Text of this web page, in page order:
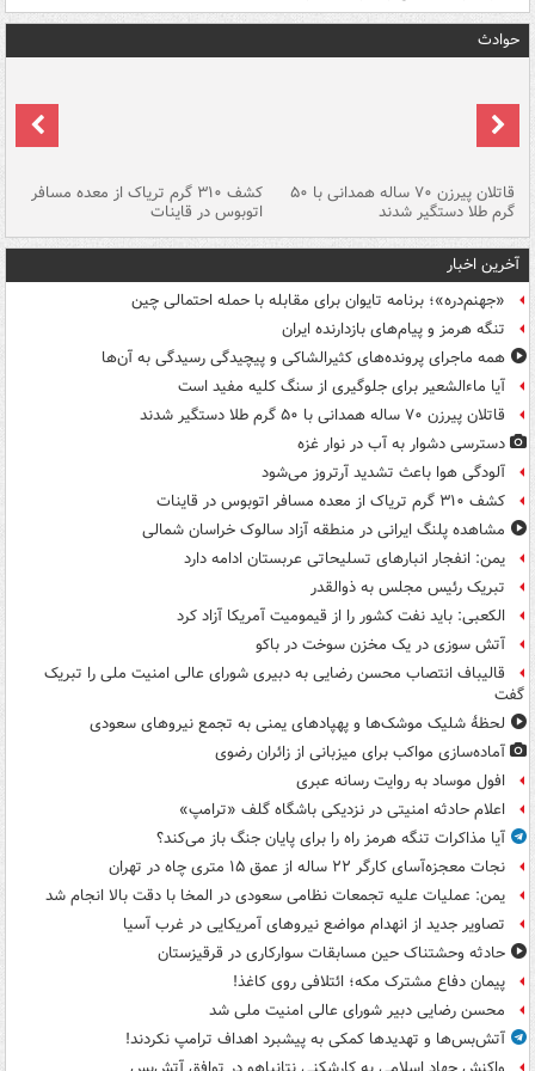
حوادث
قاتلان پیرزن ۷۰ ساله همدانی با ۵۰
گرم طلا دستگیر شدند
کشف ۳۱۰ گرم تریاک از معده مسافر
اتوبوس در قاینات
آخرین اخبار
«جهنم‌دره»؛ برنامه تایوان برای مقابله با حمله احتمالی چین
تنگه هرمز و پیام‌های بازدارنده ایران
همه ماجرای پرونده‌های کثیرالشاکی و پیچیدگی رسیدگی به آن‌ها
آیا ماءالشعیر برای جلوگیری از سنگ کلیه مفید است
قاتلان پیرزن ۷۰ ساله همدانی با ۵۰ گرم طلا دستگیر شدند
دسترسی دشوار به آب در نوار غزه
آلودگی هوا باعث تشدید آرتروز می‌شود
کشف ۳۱۰ گرم تریاک از معده مسافر اتوبوس در قاینات
مشاهده پلنگ ایرانی در منطقه آزاد سالوک خراسان شمالی
یمن: انفجار انبارهای تسلیحاتی عربستان ادامه دارد
تبریک رئیس مجلس به ذوالقدر
الکعبی: باید نفت کشور را از قیمومیت آمریکا آزاد کرد
آتش سوزی در یک مخزن سوخت در باکو
قالیباف انتصاب محسن رضایی به دبیری شورای عالی امنیت ملی را تبریک
گفت
لحظۀ شلیک موشک‌ها و پهپادهای یمنی به تجمع نیروهای سعودی
آماده‌سازی مواکب برای میزبانی از زائران رضوی
افول موساد به روایت رسانه عبری
اعلام حادثه امنیتی در نزدیکی باشگاه گلف «ترامپ»
آیا مذاکرات تنگه هرمز راه را برای پایان جنگ باز می‌کند؟
نجات معجزه‌آسای کارگر ۲۲ ساله از عمق ۱۵ متری چاه در تهران
یمن: عملیات علیه تجمعات نظامی سعودی در المخا با دقت بالا انجام شد
تصاویر جدید از انهدام مواضع نیروهای آمریکایی در غرب آسیا
حادثه وحشتناک حین مسابقات سوارکاری در قرقیزستان
پیمان دفاع مشترک مکه؛ ائتلافی روی کاغذ!
محسن رضایی دبیر شورای عالی امنیت ملی شد
آتش‌بس‌ها و تهدیدها کمکی به پیشبرد اهداف ترامپ نکردند!